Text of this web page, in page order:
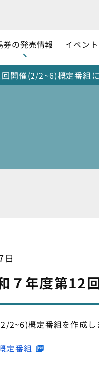
券の発売情報 イベン
開催(2/2~6)概定番組
日
７年度第12
2~6)概定番組を作成し
定番組